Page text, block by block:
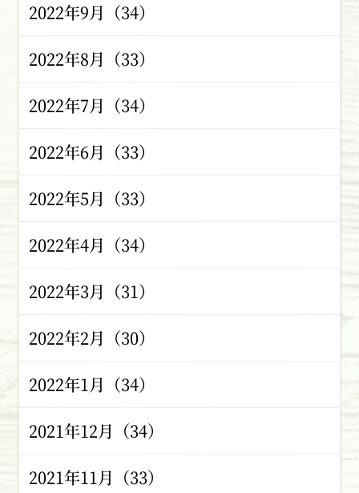
2022年9月（34）
2022年8月（33）
2022年7月（34）
2022年6月（33）
2022年5月（33）
2022年4月（34）
2022年3月（31）
2022年2月（30）
2022年1月（34）
2021年12月（34）
2021年11月（33）